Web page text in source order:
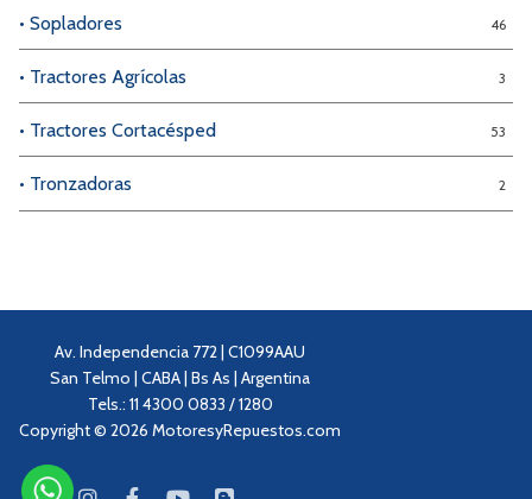
• Sopladores 46
• Tractores Agrícolas 3
• Tractores Cortacésped 53
• Tronzadoras 2
Av. Independencia 772 | C1099AAU
San Telmo | CABA | Bs As | Argentina
Tels.: 11 4300 0833 / 1280
Copyright © 2026 MotoresyRepuestos.com